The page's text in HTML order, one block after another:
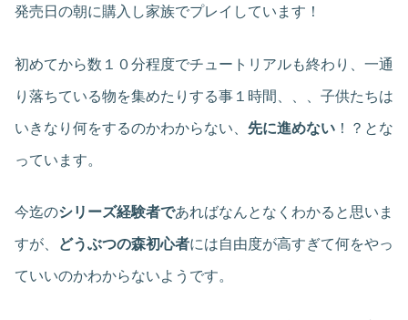
発売日の朝に購入し家族でプレイしています！
初めてから数１０分程度でチュートリアルも終わり、一通
り落ちている物を集めたりする事１時間、、、子供たちは
いきなり何をするのかわからない、 先に進めない ！？とな
っています。
今迄のシリーズ経験者であればなんとなくわかると思いま
すが、 どうぶつの森初心者には自由度が高すぎて何をやっ
ていいのかわからないようです。